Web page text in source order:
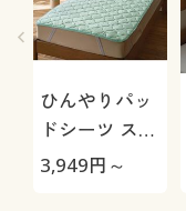
ひんやりパッ
ドシーツ スマ
ートドライ®
3,949円～